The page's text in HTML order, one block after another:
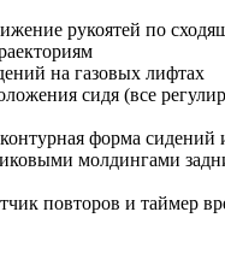
рукоятей по
на газовых лифтах
сидя (все
форма сидений
молдингами
повторов и таймер